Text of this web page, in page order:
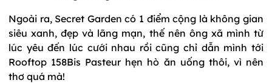
Ngoài ra, Secret Garden có 1 điểm cộng là không gian
siêu xanh, đẹp và lãng mạn, thế nên ông xã mình từ
lúc yêu đến lúc cưới nhau rồi cũng chỉ dẫn mình tới
Rooftop 158Bis Pasteur hẹn hò ăn uống thôi, vì nên
thơ quá mà!